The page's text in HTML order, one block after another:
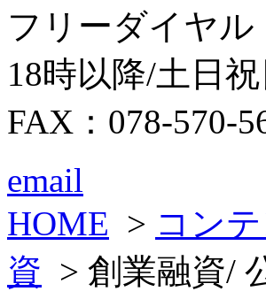
フリーダイヤル
18時以降/土日
FAX：078-570-
email
HOME > コン
資 > 創業融資/